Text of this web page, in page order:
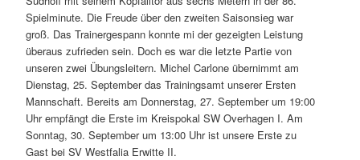
Spielminute. Die Freude über den zweiten Saisonsieg war
groß. Das Trainergespann konnte mi der gezeigten Leistung
überaus zufrieden sein. Doch es war die letzte Partie von
unseren zwei Übungsleitern. Michel Carlone übernimmt am
Dienstag, 25. September das Trainingsamt unserer Ersten
Mannschaft. Bereits am Donnerstag, 27. September um 19:00
Uhr empfängt die Erste im Kreispokal SW Overhagen I. Am
Sonntag, 30. September um 13:00 Uhr ist unsere Erste zu
Gast bei SV Westfalia Erwitte II.